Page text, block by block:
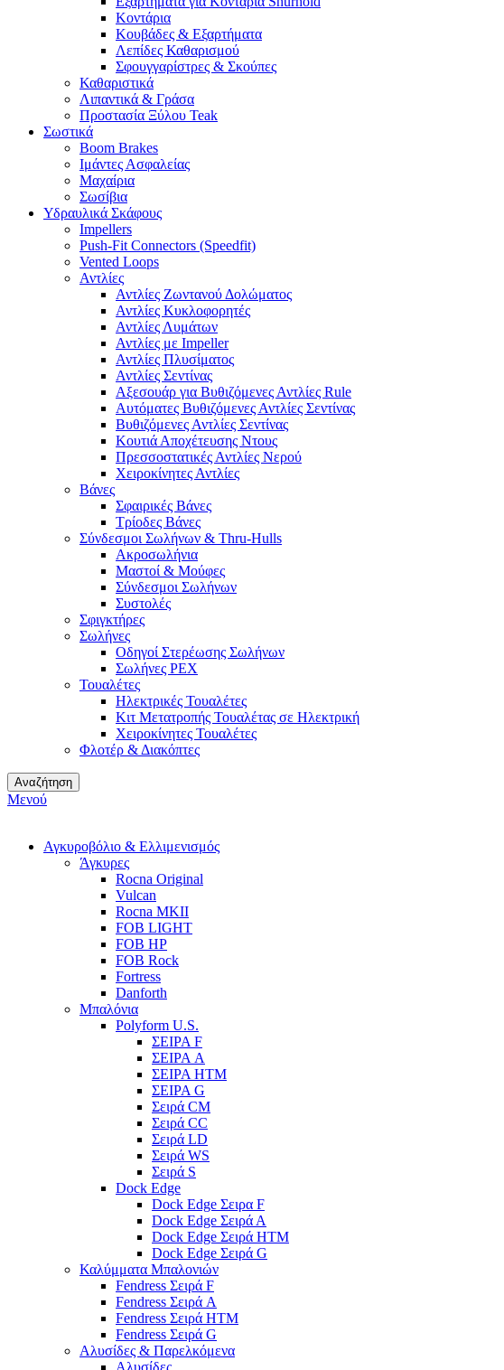
Κοντάρια
Κουβάδες & Εξαρτήματα
Λεπίδες Καθαρισμού
Σφουγγαρίστρες & Σκούπες
Καθαριστικά
Λιπαντικά & Γράσα
Προστασία Ξύλου Teak
Σωστικά
Boom Brakes
Ιμάντες Ασφαλείας
Μαχαίρια
Σωσίβια
Υδραυλικά Σκάφους
Impellers
Push-Fit Connectors (Speedfit)
Vented Loops
Αντλίες
Αντλίες Ζωντανού Δολώματος
Αντλίες Κυκλοφορητές
Αντλίες Λυμάτων
Αντλίες με Impeller
Αντλίες Πλυσίματος
Αντλίες Σεντίνας
Αξεσουάρ για Βυθιζόμενες Αντλίες Rule
Αυτόματες Βυθιζόμενες Αντλίες Σεντίνας
Βυθιζόμενες Αντλίες Σεντίνας
Κουτιά Αποχέτευσης Ντους
Πρεσσοστατικές Αντλίες Νερού
Χειροκίνητες Αντλίες
Βάνες
Σφαιρικές Βάνες
Τρίοδες Βάνες
Σύνδεσμοι Σωλήνων & Thru-Hulls
Ακροσωλήνια
Μαστοί & Μούφες
Σύνδεσμοι Σωλήνων
Συστολές
Σφιγκτήρες
Σωλήνες
Οδηγοί Στερέωσης Σωλήνων
Σωλήνες PEX
Τουαλέτες
Ηλεκτρικές Τουαλέτες
Κιτ Μετατροπής Τουαλέτας σε Ηλεκτρική
Χειροκίνητες Τουαλέτες
Φλοτέρ & Διακόπτες
Αναζήτηση
Μενού
Αγκυροβόλιο & Ελλιμενισμός
Άγκυρες
Rocna Original
Vulcan
Rocna MKII
FOB LIGHT
FOB HP
FOB Rock
Fortress
Danforth
Μπαλόνια
Polyform U.S.
ΣΕΙΡΑ F
ΣΕΙΡΑ A
ΣΕΙΡΑ HTM
ΣΕΙΡΑ G
Σειρά CM
Σειρά CC
Σειρά LD
Σειρά WS
Σειρά S
Dock Edge
Dock Edge Σειρα F
Dock Edge Σειρά Α
Dock Edge Σειρά HTM
Dock Edge Σειρά G
Καλύμματα Μπαλονιών
Fendress Σειρά F
Fendress Σειρά A
Fendress Σειρά HTM
Fendress Σειρά G
Αλυσίδες & Παρελκόμενα
Αλυσίδες